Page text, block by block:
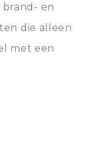
en
die alleen
met een